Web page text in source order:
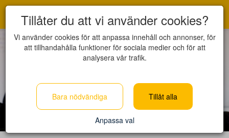
Tillåter du att vi använder cookies?
Vi använder cookies för att anpassa innehåll och annonser, för
att tillhandahålla funktioner för sociala medier och för att
analysera vår trafik.
Bara nödvändiga Tillåt alla
Anpassa val